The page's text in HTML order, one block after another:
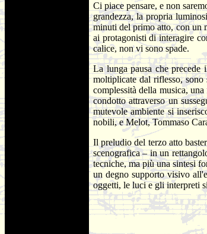
Ci piace pensare, e non
grandezza, la propria
minuti del primo atto, con un
ai protagonisti di interagire
calice, non vi sono spade.
La lunga pausa che precede
moltiplicate dal riflesso, sono
complessità della musica,
condotto attraverso un
mutevole ambiente si
nobili, e Melot, Tommaso
Il preludio del terzo atto
scenografica – in un
tecniche, ma più una sintesi
un degno supporto visivo
oggetti, le luci e gli interpreti